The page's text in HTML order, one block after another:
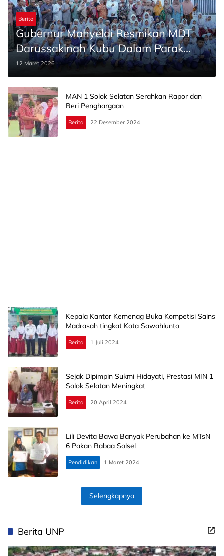
Berita
Gubernur Mahyeldi Resmikan MDT
Darussakinah Kubu Dalam Parak
Karakah di Kota Padang
12 Maret 2026
MAN 1 Solok Selatan Serahkan Rapor dan
Beri Penghargaan
Berita 22 Desember 2024
Kepala Kantor Kemenag Buka Kompetisi Sains
Madrasah tingkat Kota Sawahlunto
Berita 1 Juli 2024
Sejak Dipimpin Sukmi Hidayati, Prestasi MIN 1
Solok Selatan Meningkat
Berita 20 April 2024
Lili Devita Bawa Banyak Perubahan ke MTsN
6 Pakan Rabaa Solsel
Pendidikan 1 Maret 2024
Selengkapnya
Berita UNP